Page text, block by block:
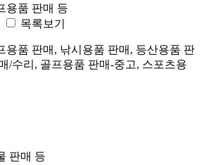
용품 판매 등
목록보기
용품 판매, 낚시용품 판매, 등산용품 판
/수리, 골프용품 판매-중고, 스포츠용
판매 등